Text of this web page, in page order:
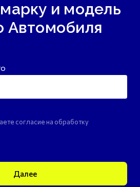
и модель
Автомобиля
согласие на обработку
Далее